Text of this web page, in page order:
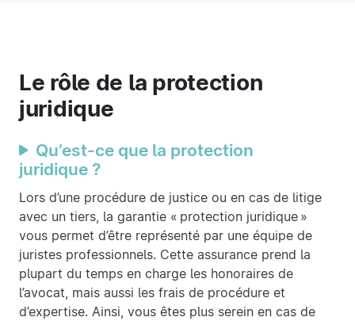
Le rôle de la protection
juridique
Qu’est-ce que la protection
juridique ?
Lors d’une procédure de justice ou en cas de litige
avec un tiers, la garantie « protection juridique »
vous permet d’être représenté par une équipe de
juristes professionnels. Cette assurance prend la
plupart du temps en charge les honoraires de
l’avocat, mais aussi les frais de procédure et
d’expertise. Ainsi, vous êtes plus serein en cas de